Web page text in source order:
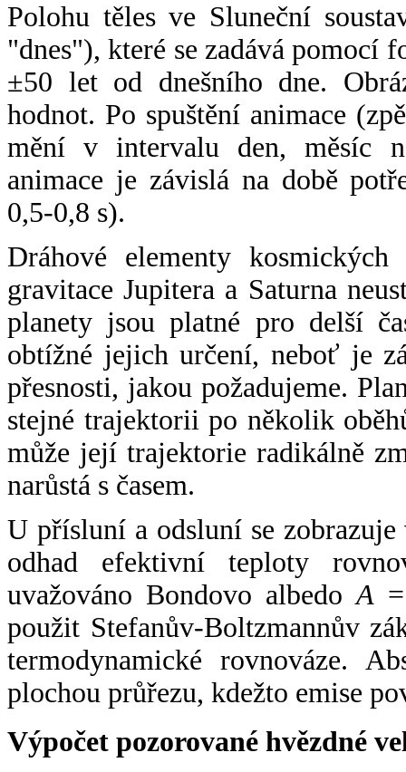
Polohu těles ve Sluneční
"dnes"), které se zadává pomocí
±50 let od dnešního dne.
hodnot. Po spuštění animace
mění v intervalu den, měsíc
animace je závislá na době
0,5-0,8 s).
Dráhové elementy
gravitace Jupitera a Saturna
planety jsou platné pro delší
obtížné jejich určení, neboť je
přesnosti, jakou požadujeme.
stejné trajektorii po několik
může její trajektorie radikálně
narůstá s časem.
U přísluní a odsluní se
odhad efektivní teploty
uvažováno Bondovo albedoA
použit Stefanův-Boltzmannův
termodynamické rovnováze.
plochou průřezu, kdežto emise
Výpočet pozorované hvězdné